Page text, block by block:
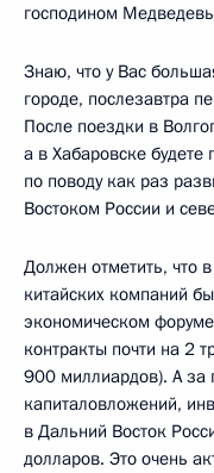
господином
Знаю, что у Вас
городе, послезавтра
После поездки в
а в Хабаровске
по поводу как раз
Востоком России и
Должен отметить, что
китайских компаний
экономическом
контракты почти на 2
900 миллиардов). А за
капиталовложений,
в Дальний Восток
долларов. Это очень